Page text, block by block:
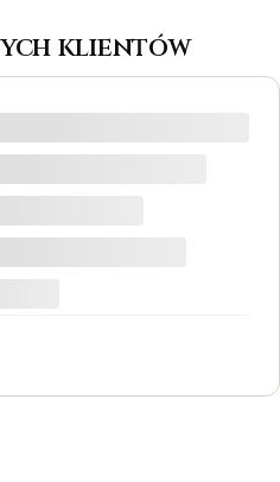
klientów
pytania, biżuteria
korzystne, na
udało się
czasie. Dziękuję,
ważny moment,
miejsce.